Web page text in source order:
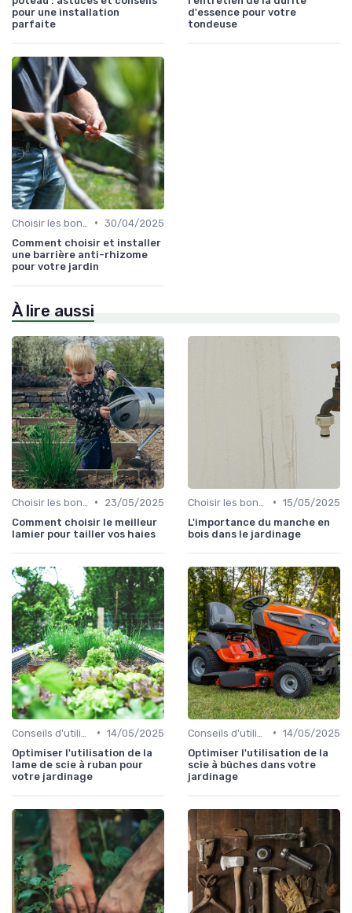
pour une installation
parfaite
d'essence pour votre
tondeuse
• 30/04/2025
Comment choisir et installer
une barrière anti-rhizome
pour votre jardin
À lire aussi
•
23/05/2025
Comment choisir le meilleur
lamier pour tailler vos haies
• 15/05/2025
L'importance du manche en
bois dans le jardinage
• 14/05/2025
Optimiser l'utilisation de la
lame de scie à ruban pour
votre jardinage
• 14/05/2025
Optimiser l'utilisation de la
scie à bûches dans votre
jardinage